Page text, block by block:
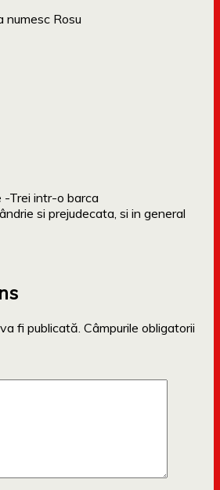
numesc Rosu
-Trei intr-o barca
si prejudecata, si in general
fi publicată. Câmpurile obligatorii